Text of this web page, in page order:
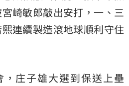
崎敏郎敲出安打，一、三
連續製造滾地球順利守住
庄子雄大選到保送上壘